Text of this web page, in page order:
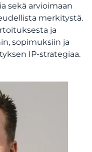
sekä arvioimaan
merkitystä.
ja
sopimuksiin ja
IP-strategiaa.